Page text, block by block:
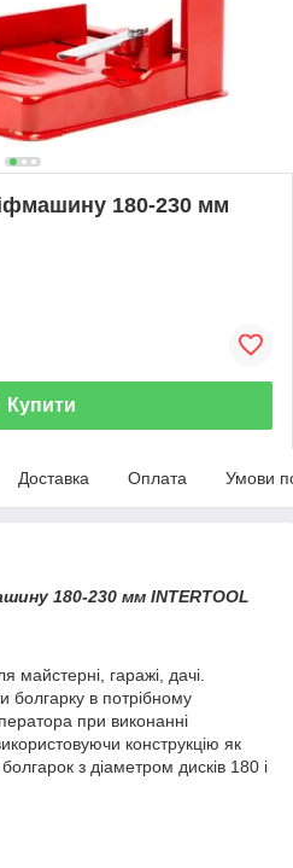
180-230 мм
Купити
Доставка Оплата Умови
180-230 мм INTERTOOL
майстерні, гаражі, дачі.
болгарку в потрібному
при виконанні
конструкцію як
з діаметром дисків 180 і